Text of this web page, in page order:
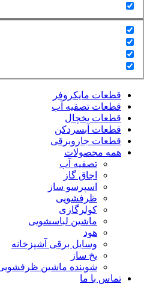
قطعات مایکروفر
قطعات تصفیه آب
قطعات یخچال
قطعات آبسردکن
قطعات جاروبرقی
همه محصولات
تصفیه آب
اجاق گاز
اسپرسو ساز
ظرفشویی
کولرگازی
ماشین لباسشویی
هود
وسایل برقی آشپزخانه
یخ ساز
شوینده ماشین
تماس با ما